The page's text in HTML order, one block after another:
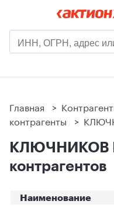
Главная >
контрагенты >
КЛЮЧНИКОВ
контрагентов
Наименование